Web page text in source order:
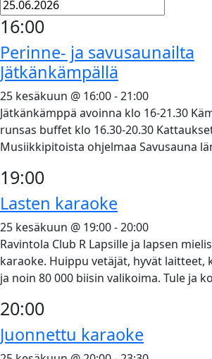
16:00
Perinne- ja savusaunailta
Jätkänkämpällä
25 kesäkuun @ 16:00-21:00
Jätkänkämppä avoinna klo 16-21.30
runsas buffet klo 16.30-20.30
Musiikkipitoista ohjelmaa Savusauna
19:00
Lasten karaoke
25 kesäkuun @ 19:00-20:00
Ravintola Club R Lapsille ja lapsen
karaoke. Huippu vetäjät, hyvät laitteet,
ja noin 80 000 biisin valikoima. Tule ja
20:00
Juonnettu karaoke